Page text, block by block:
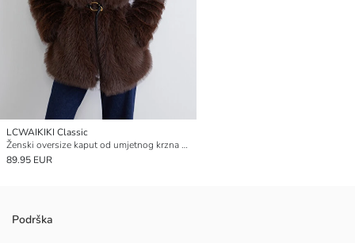
LCWAIKIKI Classic
Ženski oversize kaput od umjetnog krzna sa šalom ovratnikom
89.95 EUR
Podrška